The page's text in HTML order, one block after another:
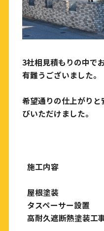
3社相見積もりの中で
有難うございました。
希望通りの仕上がり
びいただけました。
施工内容
屋根塗装
タスペーサー設置
高耐久遮断熱塗装工